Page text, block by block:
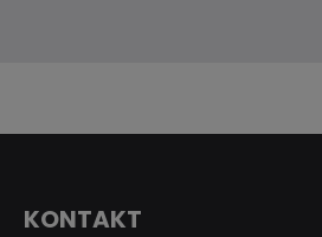
KONTAKT